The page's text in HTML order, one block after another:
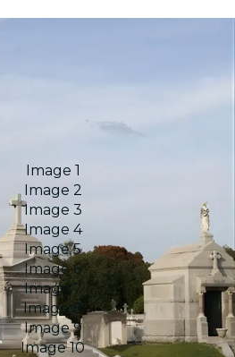
Image 1
Image 2
Image 3
Image 4
Image 5
Image 6
Image 7
Image 8
Image 9
Image 10